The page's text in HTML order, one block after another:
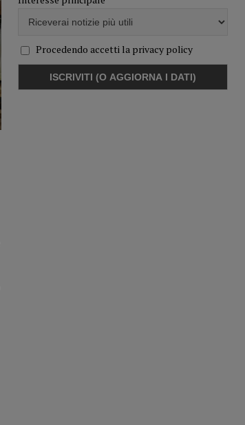
Procedendo accetti la privacy policy